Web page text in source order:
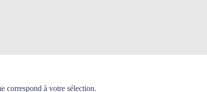
correspond à votre sélection.